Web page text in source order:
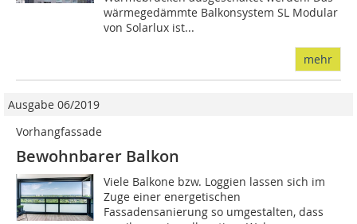
wärmegedämmte Balkonsystem SL Modular
von Solarlux ist...
mehr
Ausgabe 06/2019
Vorhangfassade
Bewohnbarer Balkon
Viele Balkone bzw. Loggien lassen sich im
Zuge einer energetischen
Fassadensanierung so umgestalten, dass